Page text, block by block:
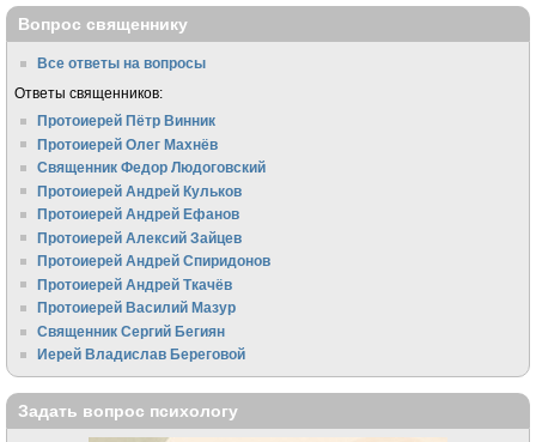
Вопрос священнику
Все ответы на вопросы
Ответы священников:
Протоиерей Пётр Винник
Протоиерей Олег Махнёв
Священник Федор Людоговский
Протоиерей Андрей Кульков
Протоиерей Андрей Ефанов
Протоиерей Алексий Зайцев
Протоиерей Андрей Спиридонов
Протоиерей Андрей Ткачёв
Протоиерей Василий Мазур
Священник Сергий Бегиян
Иерей Владислав Береговой
Задать вопрос психологу